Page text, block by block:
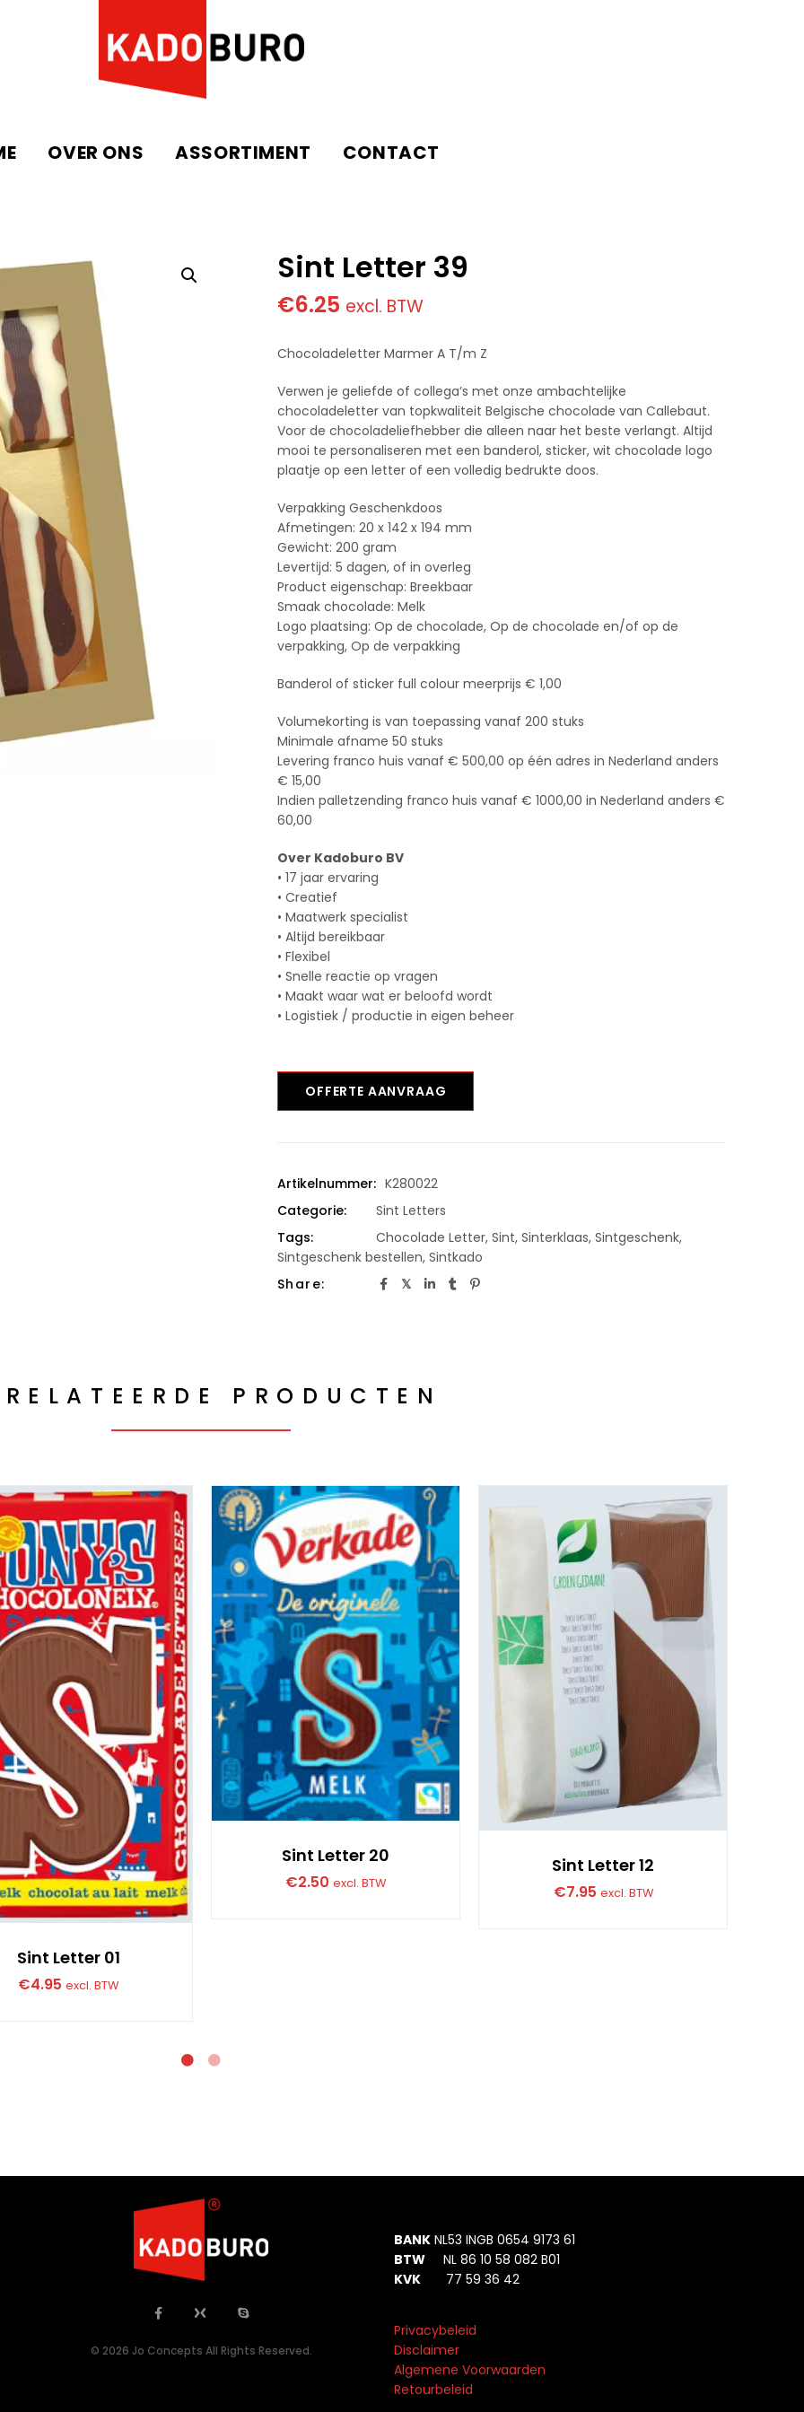
OVER ONS ASSORTIMENT CONTACT
Sint Letter 39
€6.25 excl. BTW
Chocoladeletter Marmer A T/m Z
Verwen je geliefde of collega’s met onze ambachtelijke
chocoladeletter van topkwaliteit Belgische chocolade van Callebaut.
Voor de chocoladeliefhebber die alleen naar het beste verlangt. Altijd
mooi te personaliseren met een banderol, sticker, wit chocolade logo
plaatje op een letter of een volledig bedrukte doos.
Verpakking Geschenkdoos
Afmetingen: 20 x 142 x 194 mm
Gewicht: 200 gram
Levertijd: 5 dagen, of in overleg
Product eigenschap: Breekbaar
Smaak chocolade: Melk
Logo plaatsing: Op de chocolade, Op de chocolade en/of op de
verpakking, Op de verpakking
Banderol of sticker full colour meerprijs € 1,00
Volumekorting is van toepassing vanaf 200 stuks
Minimale afname 50 stuks
Levering franco huis vanaf € 500,00 op één adres in Nederland anders
€ 15,00
Indien palletzending franco huis vanaf € 1000,00 in Nederland anders €
60,00
Over Kadoburo BV
• 17 jaar ervaring
• Creatief
• Maatwerk specialist
• Altijd bereikbaar
• Flexibel
• Snelle reactie op vragen
• Maakt waar wat er beloofd wordt
• Logistiek / productie in eigen beheer
OFFERTE AANVRAAG
Artikelnummer: K280022
Categorie:
Sint Letters
Tags:
Chocolade Letter, Sint, Sinterklaas, Sintgeschenk,
Sintgeschenk bestellen, Sintkado
Share:
PRODUCTEN
Sint Letter 01
€4.95 excl. BTW
Sint Letter 20
€2.50 excl. BTW
Sint Letter 12
€7.95 excl. BTW
BANK NL53 INGB 0654 9173 61
BTW NL 86 10 58 082 B01
KVK 77 59 36 42
Privacybeleid
Disclaimer
Algemene Voorwaarden
Retourbeleid
© 2026 Jo Concepts All Rights Reserved.